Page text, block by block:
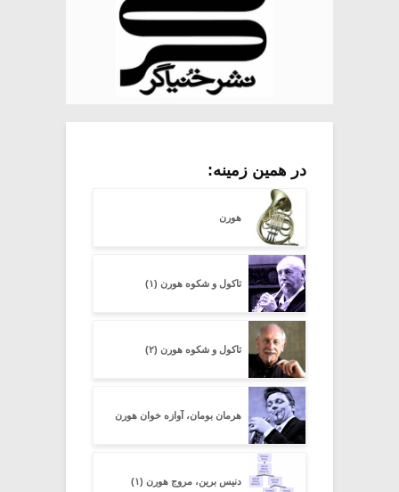
در همین زمینه:
هورن
تاکول و شکوه هورن (۱)
تاکول و شکوه هورن (۲)
هرمان بومان، آوازه خوان هورن
دنیس برین، مروج هورن (۱)